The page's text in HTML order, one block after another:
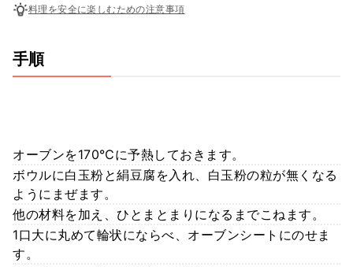
料理を安全に楽しむための注意事項
手順
オーブンを170℃に予熱しておきます。
ボウルに白玉粉と絹豆腐を入れ、白玉粉の粒が無くなる
ようにまぜます。
他の材料を加え、ひとまとまりになるまでこねます。
1口大に丸めて輪状にならべ、オーブンシートにのせま
す。